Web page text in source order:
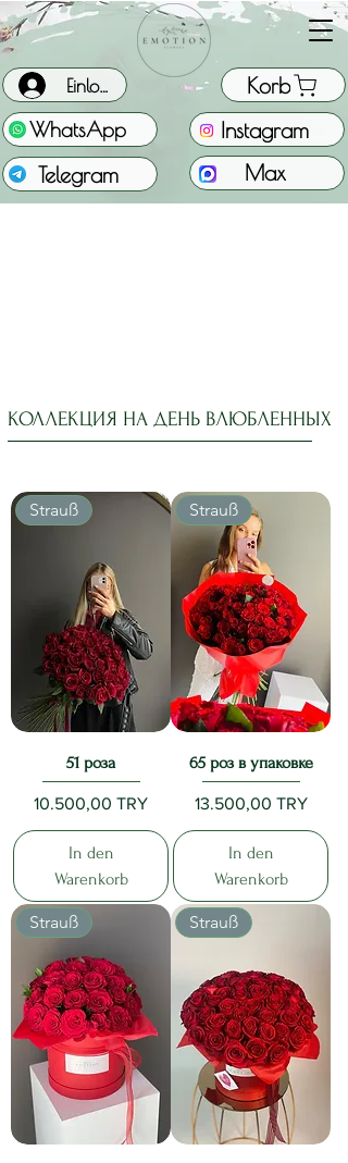
WhatsApp
Korb
Einloggen
Telegram Max
Instagram
КОЛЛЕКЦИЯ НА ДЕНЬ ВЛЮБЛЕННЫХ
Strauß
51 роза
Preis
10.500,00 TRY
In den
Warenkorb
Strauß
65 роз в упаковке
Preis
13.500,00 TRY
In den
Warenkorb
Strauß Strauß